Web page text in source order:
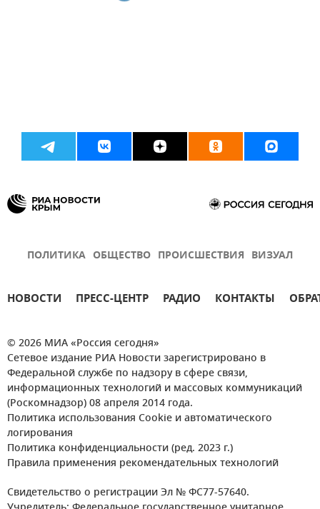
ПОЛИТИКА ОБЩЕСТВО ПРОИСШЕСТВИЯ ВИЗУАЛ
НОВОСТИ ПРЕСС-ЦЕНТР РАДИО КОНТАКТЫ
© 2026 МИА «Россия сегодня»
Сетевое издание РИА Новости зарегистрировано в
Федеральной службе по надзору в сфере связи,
информационных технологий и массовых коммуникаций
(Роскомнадзор) 08 апреля 2014 года.
Политика использования Cookie и автоматического
логирования
Политика конфиденциальности (ред. 2023 г.)
Правила применения рекомендательных технологий
Свидетельство о регистрации Эл № ФС77-57640.